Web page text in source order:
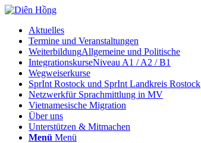
Aktuelles
Termine und Veranstaltungen
WeiterbildungAllgemeine und Politische
IntegrationskurseNiveau A1 / A2 / B1
Wegweiserkurse
SprInt Rostock und SprInt Landkreis Rostock
Netzwerkfür Sprachmittlung in MV
Vietnamesische Migration
Über uns
Unterstützen & Mitmachen
Menü Menü